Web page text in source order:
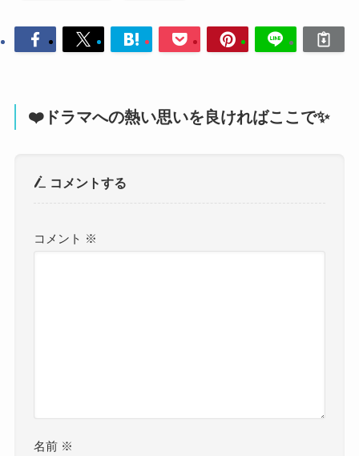
❤️ドラマへの熱い思いを良ければここで✨
コメントする
コメント ※
名前 ※